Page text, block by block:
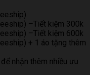
–Tiết kiệm 300k
–Tiết kiệm 600k
+ 1 áo tặng thêm
nhận thêm nhiều ưu